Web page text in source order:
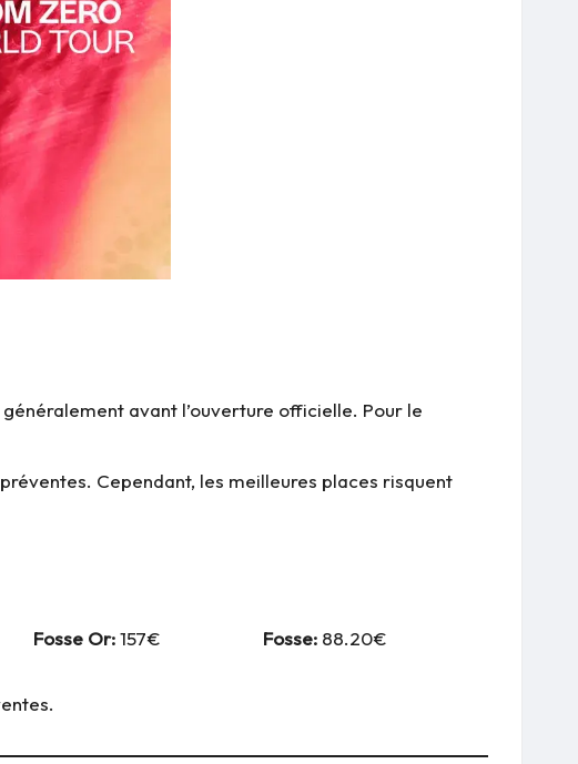
avant l’ouverture officielle. Pour le
Cependant, les meilleures places risquent
Fosse Or:157€ Fosse: 88.20€